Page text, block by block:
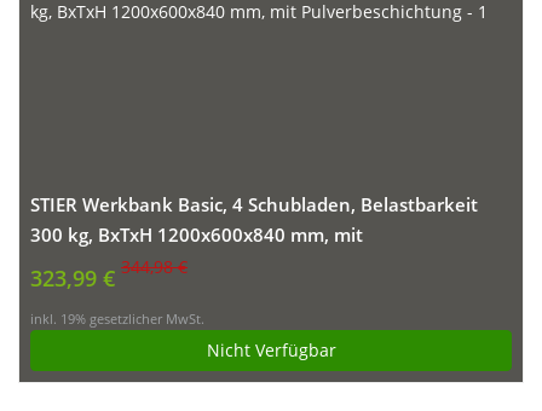
STIER Werkbank Basic, 4 Schubladen, Belastbarkeit
300 kg, BxTxH 1200x600x840 mm, mit
Pulverbeschichtung
323,99 € 344,98 €
inkl. 19% gesetzlicher MwSt.
Nicht Verfügbar